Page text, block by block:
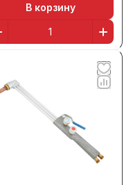
В корзину